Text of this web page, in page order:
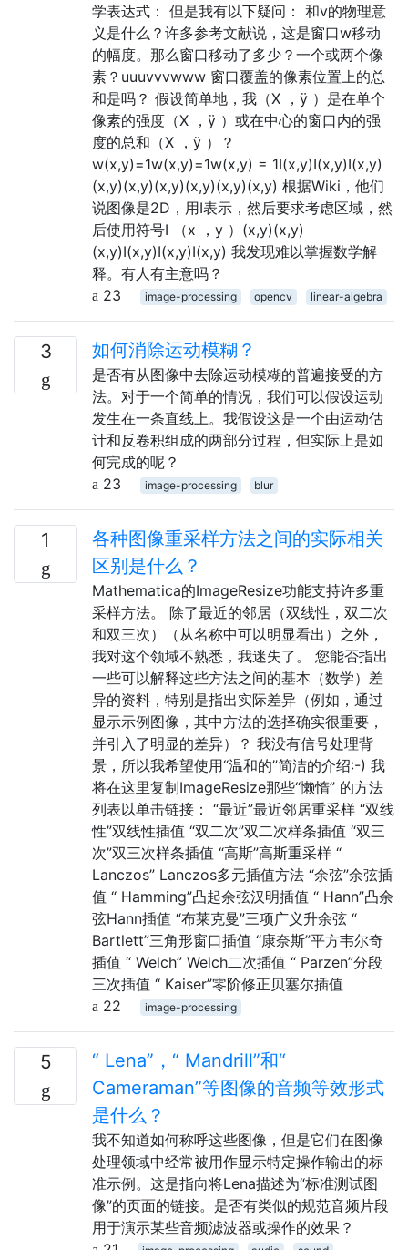
学表达式： 但是我有以下疑问： 和v的物理意
义是什么？许多参考文献说，这是窗口w移动
的幅度。那么窗口移动了多少？一个或两个像
素？uuuvvvwww 窗口覆盖的像素位置上的总
和是吗？ 假设简单地，我（X ，ÿ ）是在单个
像素的强度（X ，ÿ ）或在中心的窗口内的强
度的总和（X ，ÿ ）？
w(x,y)=1w(x,y)=1w(x,y) = 1I(x,y)I(x,y)I(x,y)
(x,y)(x,y)(x,y)(x,y)(x,y)(x,y) 根据Wiki，他们
说图像是2D，用I表示，然后要求考虑区域，然
后使用符号I （x ，y ）(x,y)(x,y)
(x,y)I(x,y)I(x,y)I(x,y) 我发现难以掌握数学解
释。有人有主意吗？
23
image-processing opencv linear-algebra
3 如何消除运动模糊？
是否有从图像中去除运动模糊的普遍接受的方
法。对于一个简单的情况，我们可以假设运动
发生在一条直线上。我假设这是一个由运动估
计和反卷积组成的两部分过程，但实际上是如
何完成的呢？
23
image-processing blur
1
各种图像重采样方法之间的实际相关
区别是什么？
Mathematica的ImageResize功能支持许多重
采样方法。 除了最近的邻居（双线性，双二次
和双三次）（从名称中可以明显看出）之外，
我对这个领域不熟悉，我迷失了。 您能否指出
一些可以解释这些方法之间的基本（数学）差
异的资料，特别是指出实际差异（例如，通过
显示示例图像，其中方法的选择确实很重要，
并引入了明显的差异）？ 我没有信号处理背
景，所以我希望使用“温和的”简洁的介绍:-) 我
将在这里复制ImageResize那些“懒惰” 的方法
列表以单击链接： “最近”最近邻居重采样 “双线
性”双线性插值 “双二次”双二次样条插值 “双三
次”双三次样条插值 “高斯”高斯重采样 “
Lanczos” Lanczos多元插值方法 “余弦”余弦插
值 “ Hamming”凸起余弦汉明插值 “ Hann”凸余
弦Hann插值 “布莱克曼”三项广义升余弦 “
Bartlett”三角形窗口插值 “康奈斯”平方韦尔奇
插值 “ Welch” Welch二次插值 “ Parzen”分段
三次插值 “ Kaiser”零阶修正贝塞尔插值
22
image-processing
5
“ Lena”，“ Mandrill”和“
Cameraman”等图像的音频等效形式
是什么？
我不知道如何称呼这些图像，但是它们在图像
处理领域中经常被用作显示特定操作输出的标
准示例。这是指向将Lena描述为“标准测试图
像”的页面的链接。是否有类似的规范音频片段
用于演示某些音频滤波器或操作的效果？